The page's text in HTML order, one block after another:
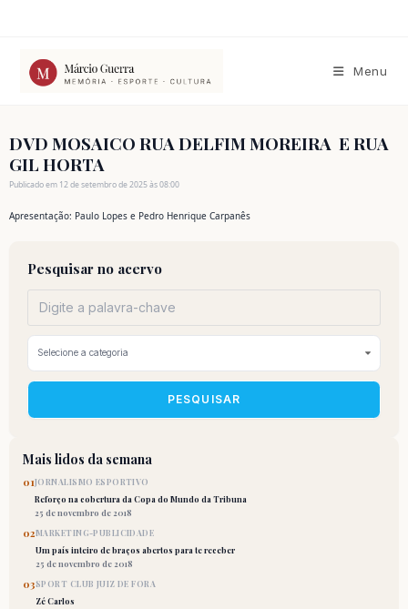
conteúdo
Menu
DVD MOSAICO RUA DELFIM MOREIRA E RUA
GIL HORTA
Publicado em 12 de setembro de 2025 às 08:00
Apresentação: Paulo Lopes e Pedro Henrique Carpanês
Pesquisar no acervo
PESQUISAR
Mais lidos da semana
01JORNALISMO ESPORTIVO
Reforço na cobertura da Copa do Mundo da Tribuna
25 de novembro de 2018
02MARKETING-PUBLICIDADE
Um país inteiro de braços abertos para te receber
25 de novembro de 2018
03SPORT CLUB JUIZ DE FORA
Zé Carlos